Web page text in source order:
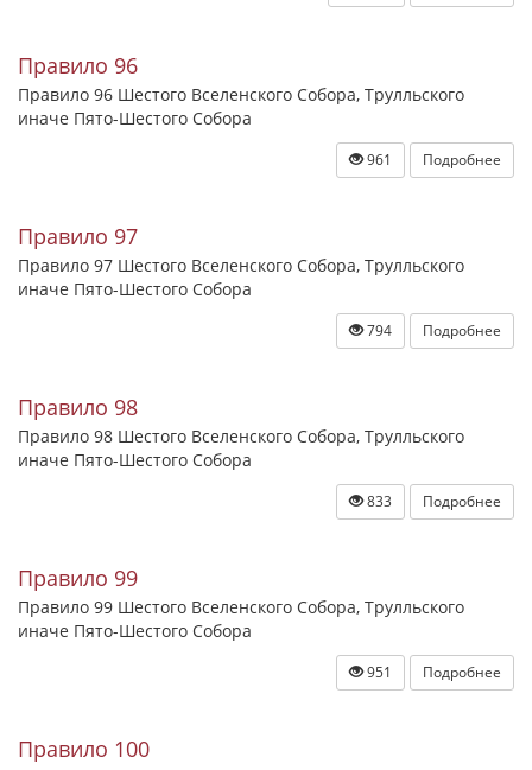
Правило 96
Правило 96 Шестого Вселенского Собора, Трулльского
иначе Пято-Шестого Собора
961 Подробнее
Правило 97
Правило 97 Шестого Вселенского Собора, Трулльского
иначе Пято-Шестого Собора
794 Подробнее
Правило 98
Правило 98 Шестого Вселенского Собора, Трулльского
иначе Пято-Шестого Собора
833 Подробнее
Правило 99
Правило 99 Шестого Вселенского Собора, Трулльского
иначе Пято-Шестого Собора
951 Подробнее
Правило 100